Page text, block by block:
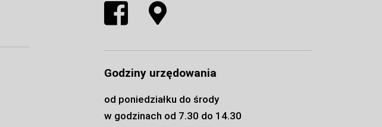
Godziny urzędowania
od poniedziałku do środy
w godzinach od 7.30 do 14.30